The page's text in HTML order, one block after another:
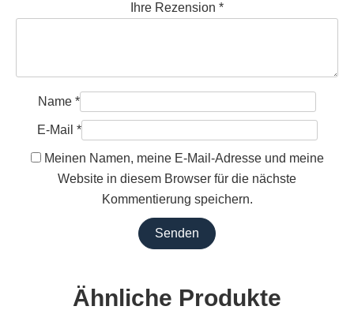
Ihre Rezension *
Name *
E-Mail *
Meinen Namen, meine E-Mail-Adresse und meine
Website in diesem Browser für die nächste
Kommentierung speichern.
Ähnliche Produkte